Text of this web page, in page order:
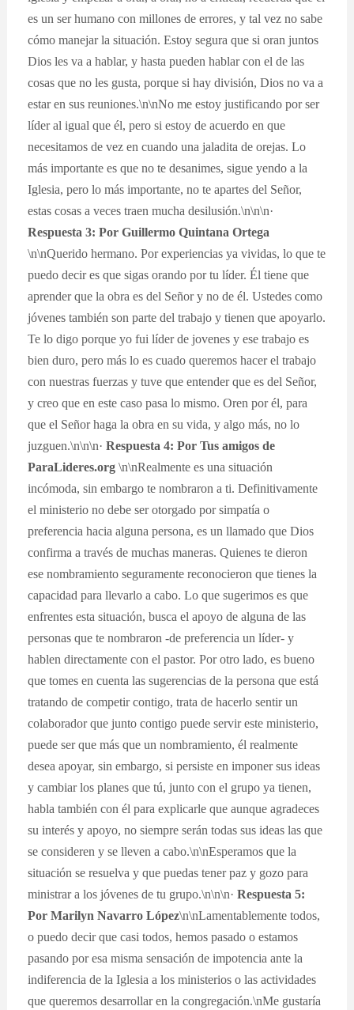
es un ser humano con millones de errores, y tal vez no sabe
cómo manejar la situación. Estoy segura que si oran juntos
Dios les va a hablar, y hasta pueden hablar con el de las
cosas que no les gusta, porque si hay división, Dios no va a
estar en sus reuniones.\n\nNo me estoy justificando por ser
líder al igual que él, pero si estoy de acuerdo en que
necesitamos de vez en cuando una jaladita de orejas. Lo
más importante es que no te desanimes, sigue yendo a la
Iglesia, pero lo más importante, no te apartes del Señor,
estas cosas a veces traen mucha desilusión.\n\n\n·
Respuesta 3: Por Guillermo Quintana Ortega
\n\nQuerido hermano. Por experiencias ya vividas, lo que te
puedo decir es que sigas orando por tu líder. Él tiene que
aprender que la obra es del Señor y no de él. Ustedes como
jóvenes también son parte del trabajo y tienen que apoyarlo.
Te lo digo porque yo fui líder de jovenes y ese trabajo es
bien duro, pero más lo es cuado queremos hacer el trabajo
con nuestras fuerzas y tuve que entender que es del Señor,
y creo que en este caso pasa lo mismo. Oren por él, para
que el Señor haga la obra en su vida, y algo más, no lo
juzguen.\n\n\n·Respuesta 4: Por Tus amigos de
ParaLideres.org\n\nRealmente es una situación
incómoda, sin embargo te nombraron a ti. Definitivamente
el ministerio no debe ser otorgado por simpatía o
preferencia hacia alguna persona, es un llamado que Dios
confirma a través de muchas maneras. Quienes te dieron
ese nombramiento seguramente reconocieron que tienes la
capacidad para llevarlo a cabo. Lo que sugerimos es que
enfrentes esta situación, busca el apoyo de alguna de las
personas que te nombraron -de preferencia un líder- y
hablen directamente con el pastor. Por otro lado, es bueno
que tomes en cuenta las sugerencias de la persona que está
tratando de competir contigo, trata de hacerlo sentir un
colaborador que junto contigo puede servir este ministerio,
puede ser que más que un nombramiento, él realmente
desea apoyar, sin embargo, si persiste en imponer sus ideas
y cambiar los planes que tú, junto con el grupo ya tienen,
habla también con él para explicarle que aunque agradeces
su interés y apoyo, no siempre serán todas sus ideas las que
se consideren y se lleven a cabo.\n\nEsperamos que la
situación se resuelva y que puedas tener paz y gozo para
ministrar a los jóvenes de tu grupo.\n\n\n·Respuesta 5:
Por Marilyn Navarro López\n\nLamentablemente todos,
o puedo decir que casi todos, hemos pasado o estamos
pasando por esa misma sensación de impotencia ante la
indiferencia de la Iglesia a los ministerios o las actividades
que queremos desarrollar en la congregación.\nMe gustaría